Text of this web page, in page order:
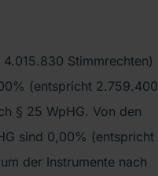
Stimmrechten)
(entspricht 2.759.400
§ 25 WpHG. Von den
sind 0,00% (entspricht
der Instrumente nach